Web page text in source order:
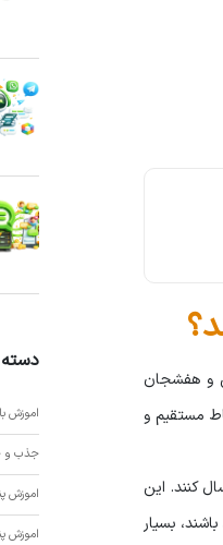
و هفشجان
مستقیم و
کنند. این
بسیار
اموزش
جذب و
اموزش
اموزش